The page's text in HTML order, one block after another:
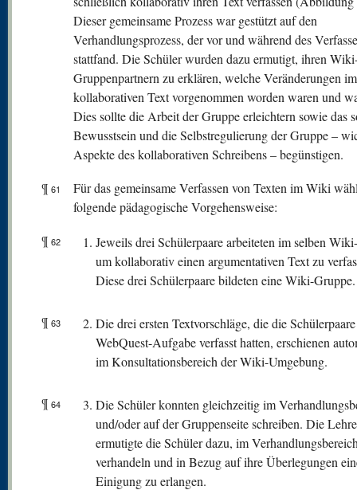
Dieser gemeinsame Prozess war gestützt auf den
Verhandlungsprozess, der vor und während des
stattfand. Die Schüler wurden dazu ermutigt, ihren
Gruppenpartnern zu erklären, welche Veränderungen im
kollaborativen Text vorgenommen worden waren und
Dies sollte die Arbeit der Gruppe erleichtern sowie das
Bewusstsein und die Selbstregulierung der Gruppe –
Aspekte des kollaborativen Schreibens – begünstigen.
¶ 61
Für das gemeinsame Verfassen von Texten im Wiki
folgende pädagogische Vorgehensweise:
¶ 62
Jeweils drei Schülerpaare arbeiteten im selben
um kollaborativ einen argumentativen Text zu
Diese drei Schülerpaare bildeten eine Wiki-Gruppe.
¶ 63
Die drei ersten Textvorschläge, die die
WebQuest-Aufgabe verfasst hatten, erschienen
im Konsultationsbereich der Wiki-Umgebung.
¶ 64
Die Schüler konnten gleichzeitig im
und/oder auf der Gruppenseite schreiben. Die
ermutigte die Schüler dazu, im
verhandeln und in Bezug auf ihre Überlegungen
Einigung zu erlangen.